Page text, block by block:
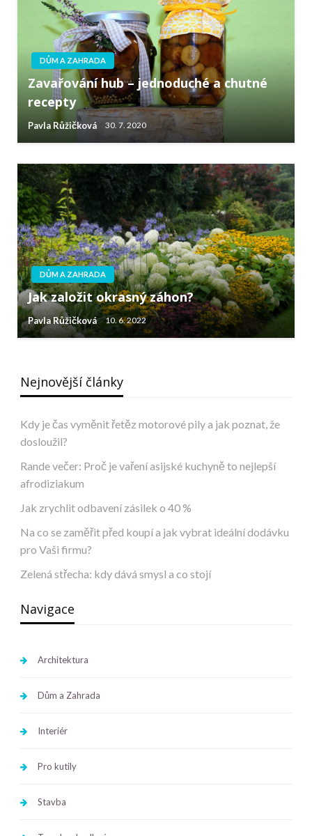
DŮM A ZAHRADA
Zavařování hub – jednoduché a chutné
recepty
Pavla Růžičková 30. 7. 2020
DŮM A ZAHRADA
Jak založit okrasný záhon?
Pavla Růžičková 10. 6. 2022
Nejnovější články
Kdy je čas vyměnit řetěz motorové pily a jak poznat, že
dosloužil?
Rande večer: Proč je vaření asijské kuchyně to nejlepší
afrodiziakum
Jak zrychlit odbavení zásilek o 40 %
Na co se zaměřit před koupí a jak vybrat ideální dodávku
pro Vaši firmu?
Zelená střecha: kdy dává smysl a co stojí
Navigace
Architektura
Dům a Zahrada
Interiér
Pro kutily
Stavba